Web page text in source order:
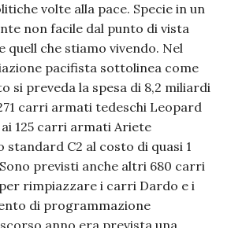
volte alla pace. Specie in un
non facile dal punto di vista
quell che stiamo vivendo. Nel
pacifista sottolinea come
si preveda la spesa di 8,2 miliardi
carri armati tedeschi Leopard
125 carri armati Ariete
C2 al costo di quasi 1
previsti anche altri 680 carri
rimpiazzare i carri Dardo e i
di programmazione